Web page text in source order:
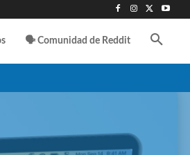
🗣️ Comunidad de Reddit